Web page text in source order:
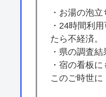
・お湯の泡
・24時間利
たら不経済。
・県の調査
・宿の看板
このご時世に